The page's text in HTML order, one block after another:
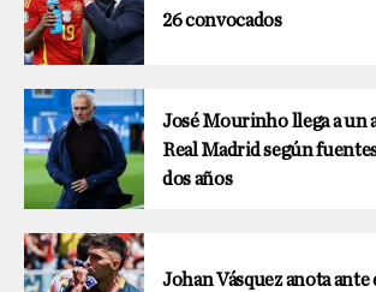
26 convocados
José Mourinho llega a un
Real Madrid según
dos años
Johan Vásquez anota ante